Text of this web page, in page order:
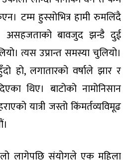
टम्म हुस्सोभित्र हामी रुमलिंदै
असहजताको बावजुद झन्डै दुई
त्यस उप्रान्त समस्या चुलियो।
हो, लगातारको वर्षाले झार र
थिए। बाटोको नामोनिसान
यात्री जस्तो किंमर्तव्यविमूढ